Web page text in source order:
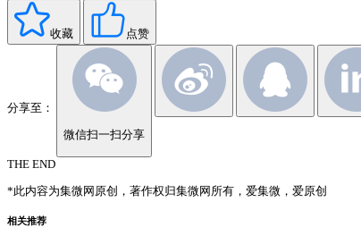
收藏 点赞
分享至：
微信扫一扫分享
THE END
*此内容为集微网原创，著作权归集微网所有，爱集微，爱原创
相关推荐